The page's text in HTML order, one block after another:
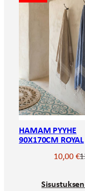
HAMAM PYYHE
90X170CM ROYAL
10,00€